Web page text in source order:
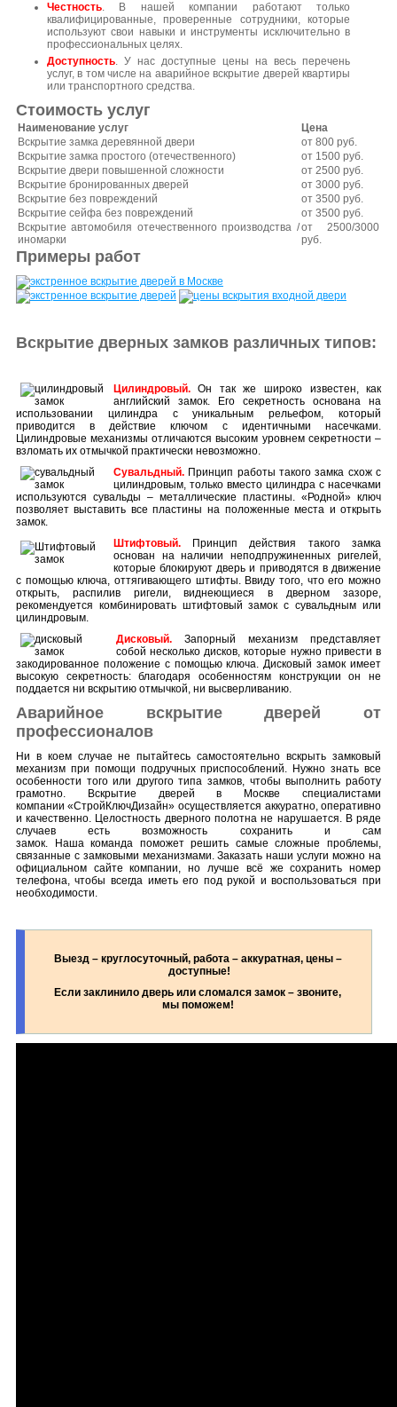
Честность. В нашей компании работают только
квалифицированные, проверенные сотрудники, которые
используют свои навыки и инструменты исключительно в
профессиональных целях.
Доступность. У нас доступные цены на весь перечень
услуг, в том числе на аварийное вскрытие дверей квартиры
или транспортного средства.
Стоимость услуг
Наименование услуг
Цена
Вскрытие замка деревянной двери
от 800 руб.
Вскрытие замка простого (отечественного)
от 1500 руб.
Вскрытие двери повышенной сложности
от 2500 руб.
Вскрытие бронированных дверей
от 3000 руб.
Вскрытие без повреждений
от 3500 руб.
Вскрытие сейфа без повреждений
от 3500 руб.
Вскрытие автомобиля отечественного производства /
иномарки
от 2500/3000
руб.
Примеры работ
Вскрытие дверных замков различных типов:
Цилиндровый.Он так же широко известен, как
английский замок. Его секретность основана на
использовании цилиндра с уникальным рельефом, который
приводится в действие ключом с идентичными насечками.
Цилиндровые механизмы отличаются высоким уровнем секретности –
взломать их отмычкой практически невозможно.
Сувальдный.Принцип работы такого замка схож с
цилиндровым, только вместо цилиндра с насечками
используются сувальды – металлические пластины. «Родной» ключ
позволяет выставить все пластины на положенные места и открыть
замок.
Штифтовый.Принцип действия такого замка
основан на наличии неподпружиненных ригелей,
которые блокируют дверь и приводятся в движение
с помощью ключа, оттягивающего штифты. Ввиду того, что его можно
открыть, распилив ригели, виднеющиеся в дверном зазоре,
рекомендуется комбинировать штифтовый замок с сувальдным или
цилиндровым.
Дисковый.Запорный механизм представляет
собой несколько дисков, которые нужно привести в
закодированное положение с помощью ключа. Дисковый замок имеет
высокую секретность: благодаря особенностям конструкции он не
поддается ни вскрытию отмычкой, ни высверливанию.
Аварийное вскрытие дверей от
профессионалов
Ни в коем случае не пытайтесь самостоятельно вскрыть замковый
механизм при помощи подручных приспособлений. Нужно знать все
особенности того или другого типа замков, чтобы выполнить работу
грамотно. Вскрытие дверей в Москве специалистами
компании «СтройКлючДизайн» осуществляется аккуратно, оперативно
и качественно. Целостность дверного полотна не нарушается. В ряде
случаев есть возможность сохранить и сам
замок. Наша команда поможет решить самые сложные проблемы,
связанные с замковыми механизмами. Заказать наши услуги можно на
официальном сайте компании, но лучше всё же сохранить номер
телефона, чтобы всегда иметь его под рукой и воспользоваться при
необходимости.
Выезд – круглосуточный, работа – аккуратная, цены –
доступные!
Если заклинило дверь или сломался замок – звоните,
мы поможем!